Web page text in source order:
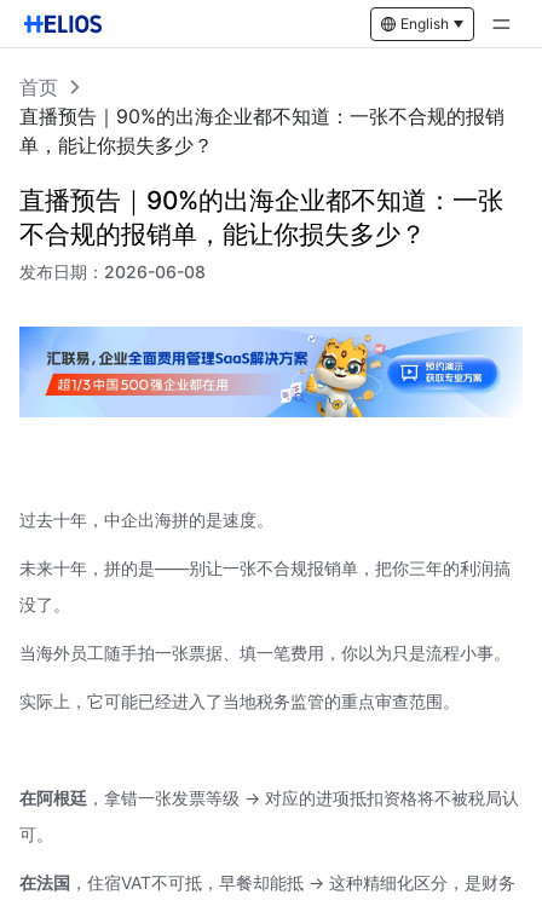
English
首页
直播预告｜90%的出海企业都不知道：一张不合规的报销
单，能让你损失多少？
直播预告｜90%的出海企业都不知道：一张
不合规的报销单，能让你损失多少？
发布日期： 2026-06-08
过去十年，中企出海拼的是速度。
未来十年，拼的是——别让一张不合规报销单，把你三年的利润搞
没了。
当海外员工随手拍一张票据、填一笔费用，你以为只是流程小事。
实际上，它可能已经进入了当地税务监管的重点审查范围。
在阿根廷 ，拿错一张发票等级 → 对应的进项抵扣资格将不被税局认
可。
在法国 ，住宿VAT不可抵，早餐却能抵 → 这种精细化区分，是财务